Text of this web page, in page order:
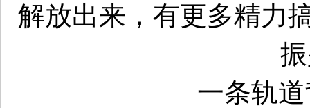
解放出来，有更多精力
一条轨